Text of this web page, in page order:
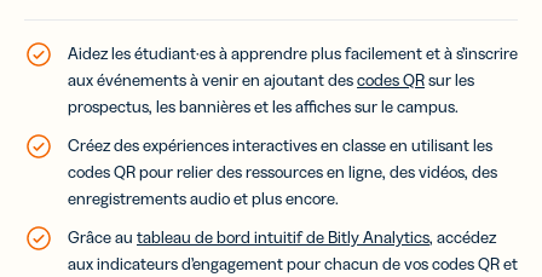
Aidez les étudiant·es à apprendre plus facilement et à s’inscrire
aux événements à venir en ajoutant descodes QRsur les
prospectus, les bannières et les affiches sur le campus.
Créez des expériences interactives en classe en utilisant les
codes QR pour relier des ressources en ligne, des vidéos, des
enregistrements audio et plus encore.
Grâce au tableau de bord intuitif de Bitly Analytics, accédez
aux indicateurs d’engagement pour chacun de vos codes QR et